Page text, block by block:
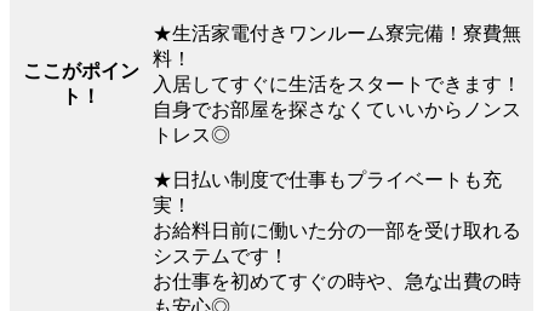
ここがポイン
ト！
★生活家電付きワンルーム寮完備！寮費無
料！
入居してすぐに生活をスタートできます！
自身でお部屋を探さなくていいからノンス
トレス◎
★日払い制度で仕事もプライベートも充
実！
お給料日前に働いた分の一部を受け取れる
システムです！
お仕事を初めてすぐの時や、急な出費の時
も安心◎